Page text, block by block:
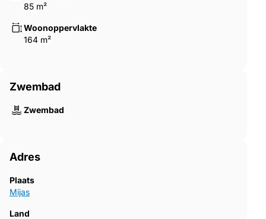
85 m²
Woonoppervlakte
164 m²
Zwembad
Zwembad
Adres
Plaats
Mijas
Land